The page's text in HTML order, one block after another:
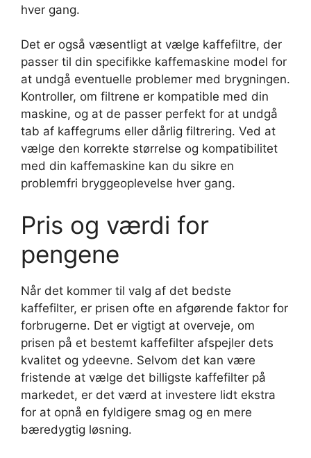
hver gang.
Det er også væsentligt at vælge kaffefiltre, der
passer til din specifikke kaffemaskine model for
at undgå eventuelle problemer med brygningen.
Kontroller, om filtrene er kompatible med din
maskine, og at de passer perfekt for at undgå
tab af kaffegrums eller dårlig filtrering. Ved at
vælge den korrekte størrelse og kompatibilitet
med din kaffemaskine kan du sikre en
problemfri bryggeoplevelse hver gang.
Pris og værdi for
pengene
Når det kommer til valg af det bedste
kaffefilter, er prisen ofte en afgørende faktor for
forbrugerne. Det er vigtigt at overveje, om
prisen på et bestemt kaffefilter afspejler dets
kvalitet og ydeevne. Selvom det kan være
fristende at vælge det billigste kaffefilter på
markedet, er det værd at investere lidt ekstra
for at opnå en fyldigere smag og en mere
bæredygtig løsning.